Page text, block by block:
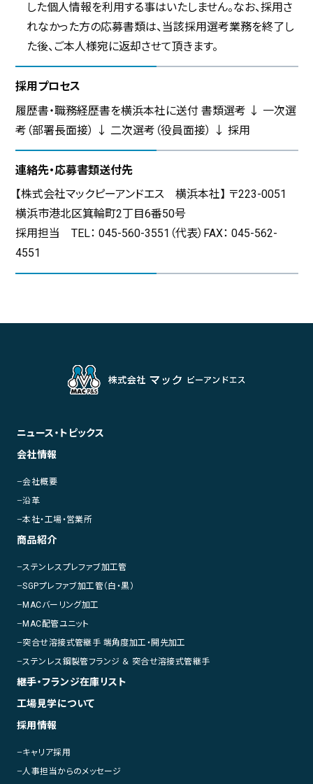
した個人情報を利用する事はいたしません。なお、採用さ
れなかった方の応募書類は、当該採用選考業務を終了し
た後、ご本人様宛に返却させて頂きます。
採用プロセス
履歴書・職務経歴書を横浜本社に送付 書類選考 ↓ 一次選
考（部署長面接） ↓ 二次選考（役員面接） ↓ 採用
連絡先・応募書類送付先
【株式会社マックピーアンドエス 横浜本社】 〒223-0051
横浜市港北区箕輪町2丁目6番50号
採用担当 TEL： 045-560-3551（代表）FAX： 045-562-
4551
ニュース・トピックス
会社情報
会社概要
沿革
本社・工場・営業所
商品紹介
ステンレスプレファブ加工管
SGPプレファブ加工管（白・黒）
MACバーリング加工
MAC配管ユニット
突合せ溶接式管継手 端角度加工・開先加工
ステンレス鋼製管フランジ ＆ 突合せ溶接式管継手
継手・フランジ在庫リスト
工場見学について
採⽤情報
キャリア採用
人事担当からのメッセージ